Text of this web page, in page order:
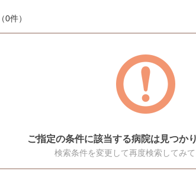
（0件）
ご指定の条件に該当する病院は見つか
検索条件を変更して再度検索してみて